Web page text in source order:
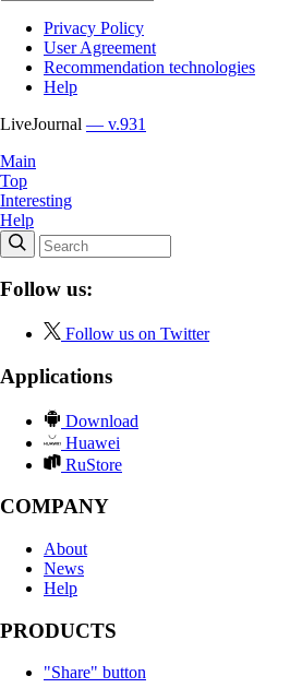
Privacy Policy
User Agreement
Recommendation technologies
Help
LiveJournal — v.931
Main
Top
Interesting
Help
Follow us:
Follow us on Twitter
Applications
Download
Huawei
RuStore
COMPANY
About
News
Help
PRODUCTS
"Share" button